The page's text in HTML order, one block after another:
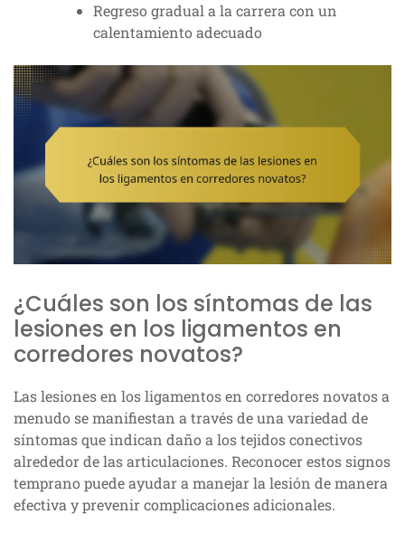
Regreso gradual a la carrera con un
calentamiento adecuado
¿Cuáles son los síntomas de las
lesiones en los ligamentos en
corredores novatos?
Las lesiones en los ligamentos en corredores novatos a
menudo se manifiestan a través de una variedad de
síntomas que indican daño a los tejidos conectivos
alrededor de las articulaciones. Reconocer estos signos
temprano puede ayudar a manejar la lesión de manera
efectiva y prevenir complicaciones adicionales.